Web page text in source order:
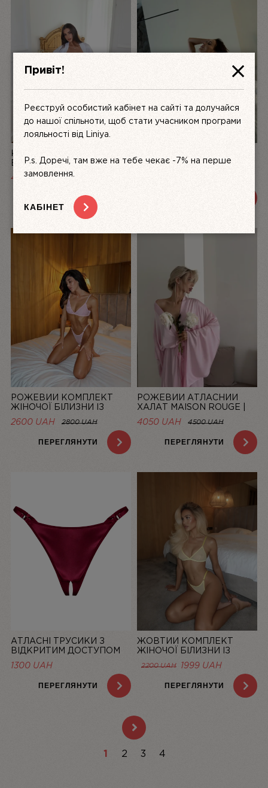
КОМПЛЕКТ ЖІНОЧОЇ
БІЛИЗНИ З АТЛАСУ ТА
МЕРЕЖИВА LA PERLE,
4999 UAH
ПЕРЕГЛЯНУТИ
ЖІНОЧОЇ БІЛИЗНИ З
РОЖЕВИЙ КОМПЛЕКТ
ЖІНОЧОЇ БІЛИЗНИ ІЗ
СІТОЧКИ BASIC PINK |
LINIYA
2600 UAH 2800 UAH
ПЕРЕГЛЯНУТИ
РОЖЕВИЙ АТЛАСНИЙ
ХАЛАТ MAISON ROUGE |
LINIYA
4050 UAH 4500 UAH
ПЕРЕГЛЯНУТИ
АТЛАСНІ ТРУСИКИ З
ВІДКРИТИМ ДОСТУПОМ
MISTIC, БОРДОВІ | LINIYA
1300 UAH
ПЕРЕГЛЯНУТИ
ЖОВТИЙ КОМПЛЕКТ
ЖІНОЧОЇ БІЛИЗНИ ІЗ
СІТОЧКИ BASIC LEMON |
LINIYA
2200UAH 1999 UAH
ПЕРЕГЛЯНУТИ
1 2 3 4
Привіт!
Реєструй особистий кабінет на сайті та долучайся
до нашої спільноти, щоб стати учасником програми
лояльності від Liniya.
P.s. Доречі, там вже на тебе чекає -7% на перше
замовлення.
КАБІНЕТ